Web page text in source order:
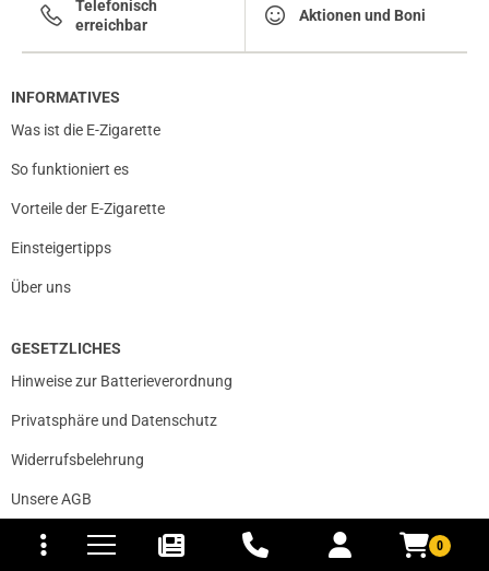
0
und Versandkosten
Telefonisch
erreichbar
Aktionen und Boni
INFORMATIVES
Was ist die E-Zigarette
So funktioniert es
Vorteile der E-Zigarette
Einsteigertipps
Über uns
GESETZLICHES
Hinweise zur Batterieverordnung
Privatsphäre und Datenschutz
Widerrufsbelehrung
Unsere AGB
Impressum